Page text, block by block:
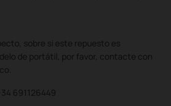
sobre si este repuesto es
de portátil, por favor, contacte con
691126449